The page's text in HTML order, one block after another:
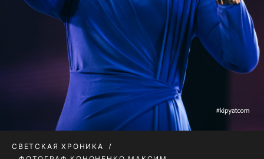
СВЕТСКАЯ ХРОНИКА